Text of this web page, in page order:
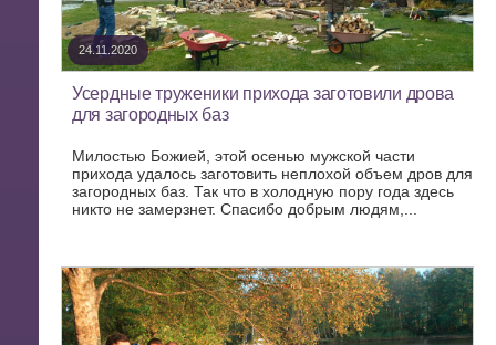
24.11.2020
Усердные труженики прихода заготовили дрова
для загородных баз
Милостью Божией, этой осенью мужской части
прихода удалось заготовить неплохой объем дров для
загородных баз. Так что в холодную пору года здесь
никто не замерзнет. Спасибо добрым людям,...